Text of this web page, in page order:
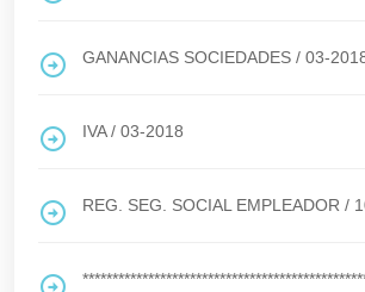
GANANCIAS SOCIEDADES / 03-
IVA/ 03-2018
REG. SEG. SOCIAL EMPLEADOR /